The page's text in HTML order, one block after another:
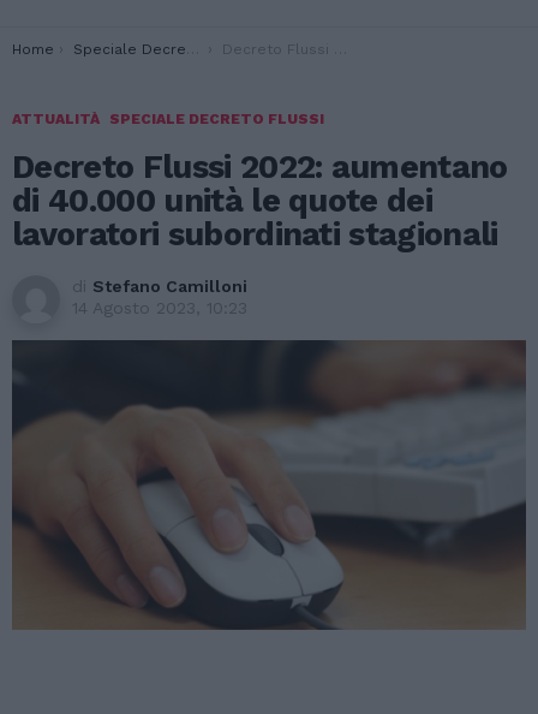
You are here:
Home Speciale Decreto Flussi Decreto Flussi 2022: aumentano di 40.000 unità le quote dei lavoratori subordinati stagionali
ATTUALITÀ SPECIALE DECRETO FLUSSI
Decreto Flussi 2022: aumentano
di 40.000 unità le quote dei
lavoratori subordinati stagionali
di Stefano Camilloni
14 Agosto 2023, 10:23